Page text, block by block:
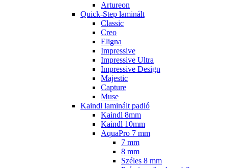
Artureon
Quick-Step laminált
Classic
Creo
Eligna
Impressive
Impressive Ultra
Impressive Design
Majestic
Capture
Muse
Kaindl laminált padló
Kaindl 8mm
Kaindl 10mm
AquaPro 7 mm
7 mm
8 mm
Széles 8 mm